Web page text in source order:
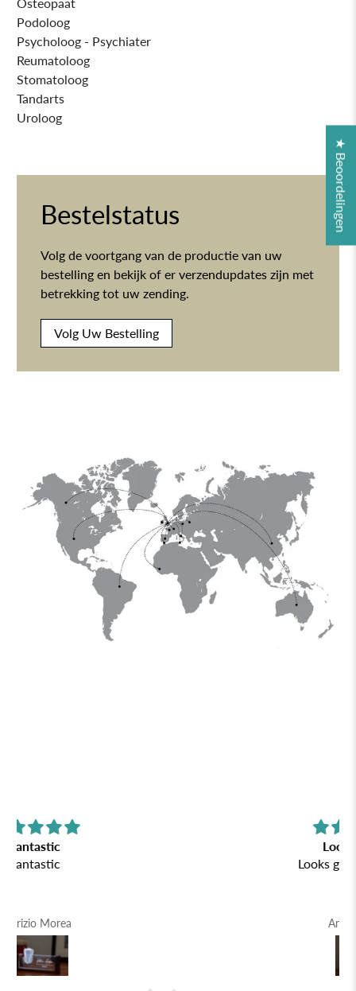
Podoloog
Psycholoog - Psychiater
Reumatoloog
Stomatoloog
Tandarts
Uroloog
Bestelstatus
Volg de voortgang van de productie van uw
bestelling en bekijk of er verzendupdates zijn met
betrekking tot uw zending.
Volg Uw Bestelling
★ Beoordelingen